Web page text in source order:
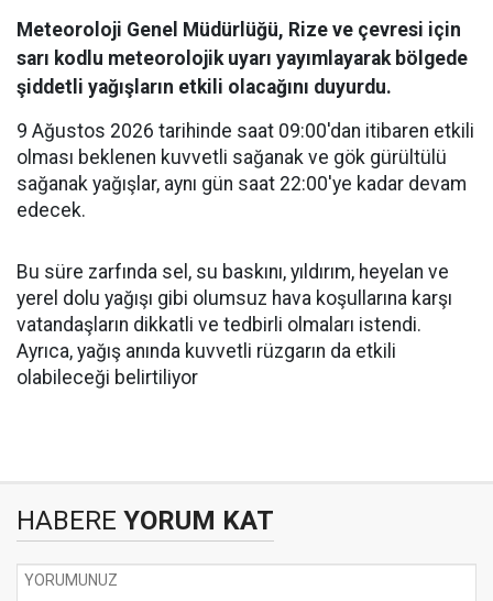
Meteoroloji Genel Müdürlüğü, Rize ve çevresi için
sarı kodlu meteorolojik uyarı yayımlayarak bölgede
şiddetli yağışların etkili olacağını duyurdu.
9 Ağustos 2026 tarihinde saat 09:00'dan itibaren etkili
olması beklenen kuvvetli sağanak ve gök gürültülü
sağanak yağışlar, aynı gün saat 22:00'ye kadar devam
edecek.
Bu süre zarfında sel, su baskını, yıldırım, heyelan ve
yerel dolu yağışı gibi olumsuz hava koşullarına karşı
vatandaşların dikkatli ve tedbirli olmaları istendi.
Ayrıca, yağış anında kuvvetli rüzgarın da etkili
olabileceği belirtiliyor
HABERE YORUM KAT